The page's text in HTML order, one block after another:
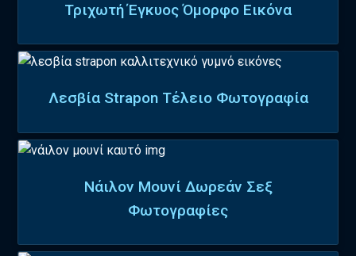
Τριχωτή Έγκυος Όμορφο Εικόνα
Λεσβία Strapon Τέλειο Φωτογραφία
Νάιλον Μουνί Δωρεάν Σεξ
Φωτογραφίες